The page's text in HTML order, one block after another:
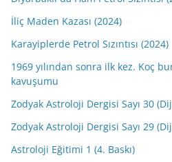
İliç Maden Kazası (2024)
Karayiplerde Petrol Sızıntısı (2024)
1969 yılından sonra ilk kez. Koç
kavuşumu
Zodyak Astroloji Dergisi Sayı 30
Zodyak Astroloji Dergisi Sayı 29
Astroloji Eğitimi 1 (4. Baskı)